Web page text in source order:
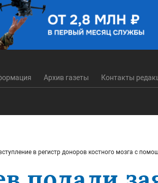
Архив газеты Контакты
в регистр доноров костного мозга с